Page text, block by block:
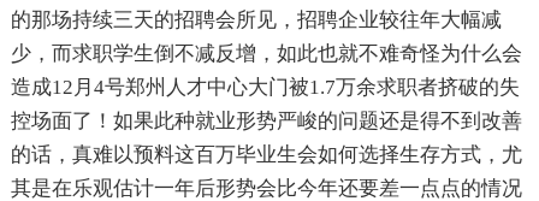
的那场持续三天的招聘会所见，招聘企业较往年大幅减
少，而求职学生倒不减反增，如此也就不难奇怪为什么会
造成12月4号郑州人才中心大门被1.7万余求职者挤破的失
控场面了！如果此种就业形势严峻的问题还是得不到改善
的话，真难以预料这百万毕业生会如何选择生存方式，尤
其是在乐观估计一年后形势会比今年还要差一点点的情况